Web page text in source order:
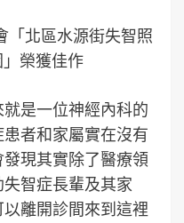
北區水源街失智照
榮獲佳作
是一位神經內科的
者和家屬實在沒有
現其實除了醫療領
智症長輩及其家
離開診間來到這裡